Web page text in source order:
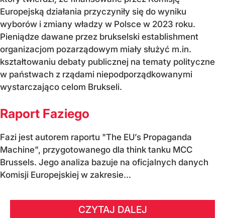
Europejską działania przyczyniły się do wyniku
wyborów i zmiany władzy w Polsce w 2023 roku.
Pieniądze dawane przez brukselski establishment
organizacjom pozarządowym miały służyć m.in.
kształtowaniu debaty publicznej na tematy polityczne
w państwach z rządami niepodporządkowanymi
wystarczająco celom Brukseli.
Raport Faziego
Fazi jest autorem raportu "The EU’s Propaganda
Machine", przygotowanego dla think tanku MCC
Brussels. Jego analiza bazuje na oficjalnych danych
Komisji Europejskiej w zakresie...
CZYTAJ DALEJ